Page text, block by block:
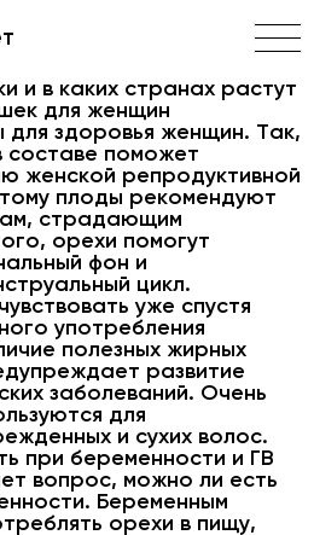
и в каких странах растут
для женщин
для здоровья женщин. Так,
составе поможет
женской репродуктивной
плоды рекомендуют
страдающим
орехи помогут
фон и
цикл.
уже спустя
употребления
полезных жирных
развитие
заболеваний. Очень
для
и сухих волос.
при беременности и ГВ
вопрос, можно ли есть
Беременным
орехи в пищу,